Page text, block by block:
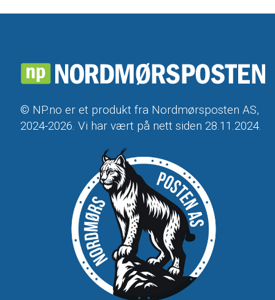
© NP.no er et produkt fra Nordmørsposten AS,
2024-2026. Vi har vært på nett siden 28.11.2024.